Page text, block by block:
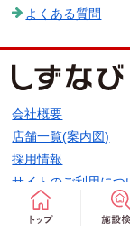
よくある質問
会社概要
店舗一覧(案内図)
採用情報
サイトのご利用につ
個人情報保護方針
お客様情報の利用